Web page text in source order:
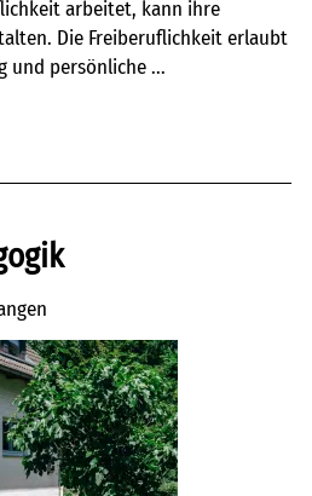
arbeitet, kann ihre
Die Freiberuflichkeit erlaubt
und persönliche ...